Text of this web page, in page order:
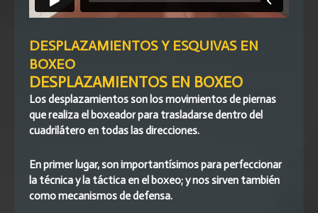
DESPLAZAMIENTOS Y ESQUIVAS EN
BOXEO
DESPLAZAMIENTOS EN BOXEO
Los desplazamientos son los movimientos de piernas
que realiza el boxeador para trasladarse dentro del
cuadrilátero en todas las direcciones.
En primer lugar, son importantísimos para perfeccionar
la técnica y la táctica en el boxeo; y nos sirven también
como mecanismos de defensa.